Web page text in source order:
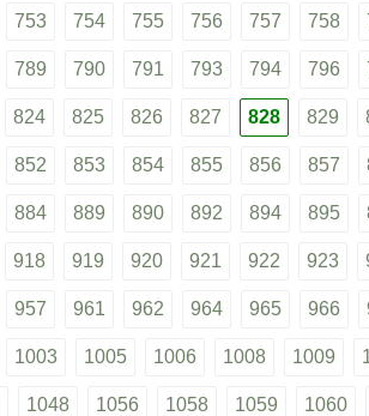
753 754 755 756 757 758
789 790 791 793 794 796
824 825 826 827 828 829
852 853 854 855 856 857
884 889 890 892 894 895
918 919 920 921 922 923
957 961 962 964 965 966
1003 1005 1006 1008 1009
1048 1056 1058 1059 1060